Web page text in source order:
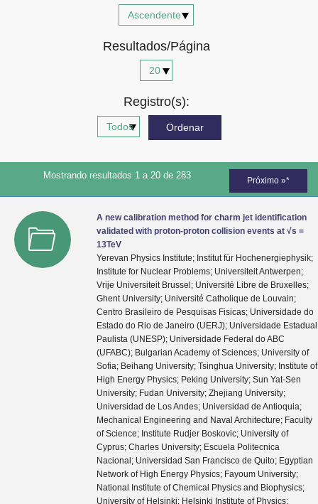
Resultados/Página
Registro(s):
Mostrando resultados 1 a 20 de 283 Próximo »*
A new calibration method for charm jet identification
validated with proton-proton collision events at √s =
13TeV
Yerevan Physics Institute; Institut für Hochenergiephysik;
Institute for Nuclear Problems; Universiteit Antwerpen;
Vrije Universiteit Brussel; Université Libre de Bruxelles;
Ghent University; Université Catholique de Louvain;
Centro Brasileiro de Pesquisas Fisicas; Universidade do
Estado do Rio de Janeiro (UERJ); Universidade Estadual
Paulista (UNESP); Universidade Federal do ABC
(UFABC); Bulgarian Academy of Sciences; University of
Sofia; Beihang University; Tsinghua University; Institute of
High Energy Physics; Peking University; Sun Yat-Sen
University; Fudan University; Zhejiang University;
Universidad de Los Andes; Universidad de Antioquia;
Mechanical Engineering and Naval Architecture; Faculty
of Science; Institute Rudjer Boskovic; University of
Cyprus; Charles University; Escuela Politecnica
Nacional; Universidad San Francisco de Quito; Egyptian
Network of High Energy Physics; Fayoum University;
National Institute of Chemical Physics and Biophysics;
University of Helsinki; Helsinki Institute of Physics;